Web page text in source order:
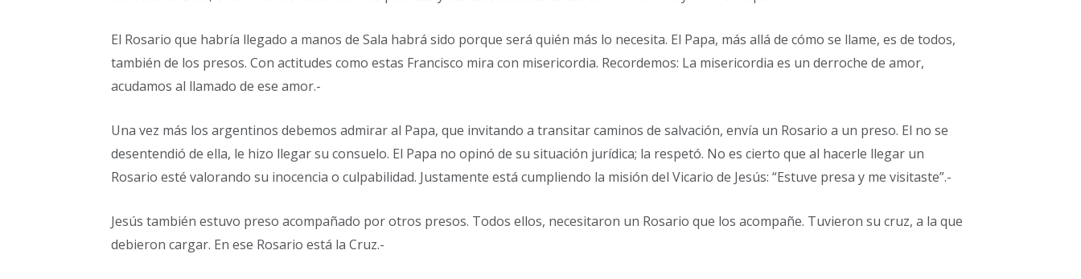
El Rosario que habría llegado a manos de Sala habrá sido porque será quién más lo necesita. El Papa, más allá de cómo se llame, es de todos,
también de los presos. Con actitudes como estas Francisco mira con misericordia. Recordemos: La misericordia es un derroche de amor,
acudamos al llamado de ese amor.-
Una vez más los argentinos debemos admirar al Papa, que invitando a transitar caminos de salvación, envía un Rosario a un preso. El no se
desentendió de ella, le hizo llegar su consuelo. El Papa no opinó de su situación jurídica; la respetó. No es cierto que al hacerle llegar un
Rosario esté valorando su inocencia o culpabilidad. Justamente está cumpliendo la misión del Vicario de Jesús: “Estuve presa y me visitaste”.-
Jesús también estuvo preso acompañado por otros presos. Todos ellos, necesitaron un Rosario que los acompañe. Tuvieron su cruz, a la que
debieron cargar. En ese Rosario está la Cruz.-